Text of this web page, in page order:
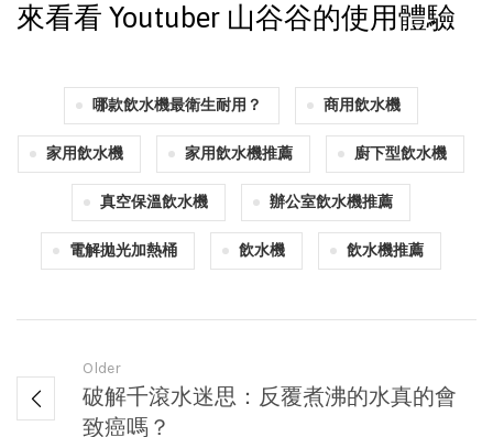
來看看 Youtuber 山谷谷的使用體驗
哪款飲水機最衛生耐用？ 商用飲水機
家用飲水機 家用飲水機推薦 廚下型飲水機
真空保溫飲水機 辦公室飲水機推薦
電解拋光加熱桶 飲水機 飲水機推薦
Older
破解千滾水迷思：反覆煮沸的水真的會
致癌嗎？